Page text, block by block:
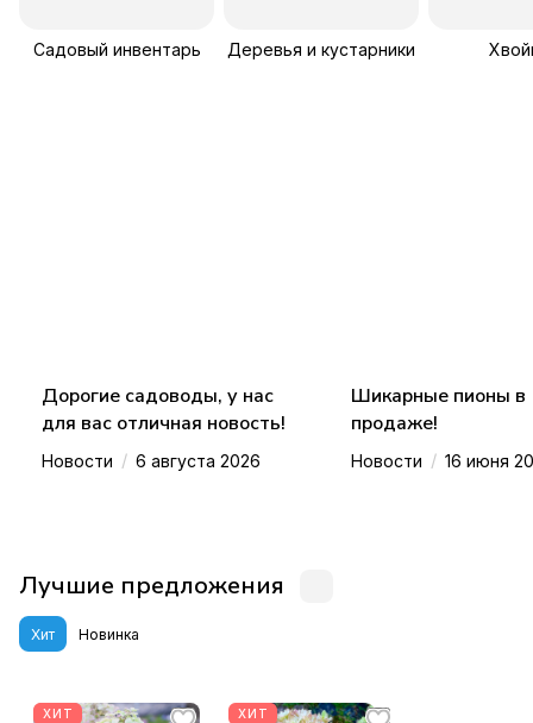
Садовый инвентарь Деревья и кустарники
Дорогие садоводы, у нас
для вас отличная новость!
Новости / 6 августа 2026
Шикарные пионы в
продаже!
Новости / 16 июня
Лучшие предложения
Хит Новинка
ХИТ ХИТ